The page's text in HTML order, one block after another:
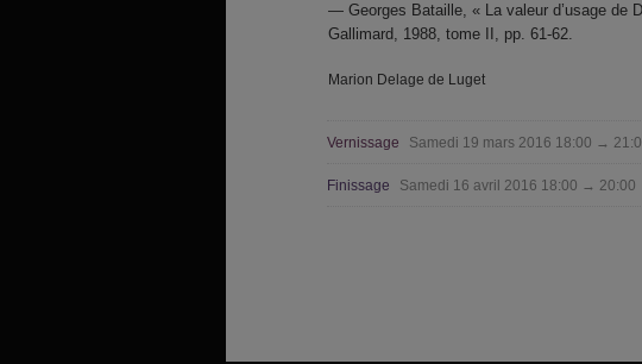
Georges Bataille, « La valeur d’usage
Gallimard, 1988, tome II, pp. 61-62.
Marion Delage de Luget
Vernissage Samedi 19 mars 2016 18:00 →
Finissage Samedi 16 avril 2016 18:00 → 20:00